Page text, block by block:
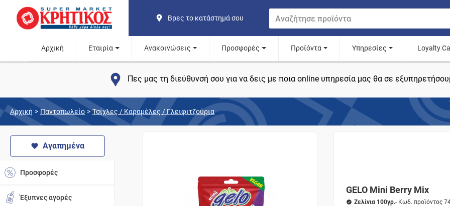
Βρες το κατάστημά σου
Αρχική Εταιρία Ανακοινώσεις Προσφορές Προϊόντα Υπηρεσίες Loyalty
Πες μας τη διεύθυνσή σου για να δεις με ποια online υπηρεσία μας θα σε
Αρχική > Παντοπωλείο > Τσίχλες / Καραμέλες / Γλειφιτζούρια
Αγαπημένα
Προσφορές
Έξυπνες αγορές
GELO Mini Berry Mix
Ζελίνια 100γρ.- Κωδ. προϊόντος